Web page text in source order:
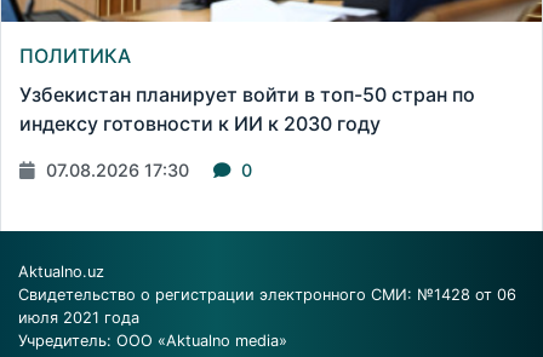
ПОЛИТИКА
Узбекистан планирует войти в топ-50 стран по
индексу готовности к ИИ к 2030 году
07.08.2026 17:30 0
Aktualno.uz
Свидетельство о регистрации электронного СМИ: №1428 от 06
июля 2021 года
Учредитель: ООО «Aktualno media»